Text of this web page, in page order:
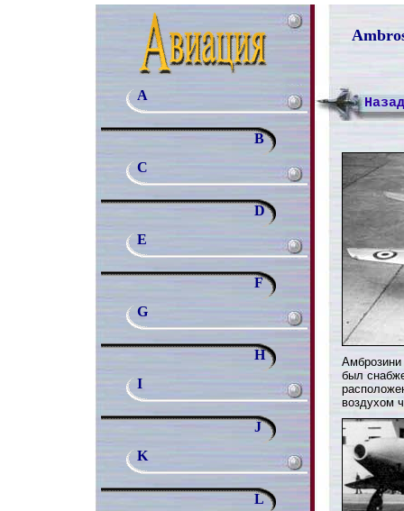
A
B
C
D
E
F
G
H
I
J
K
L
Назад
был
воздухом